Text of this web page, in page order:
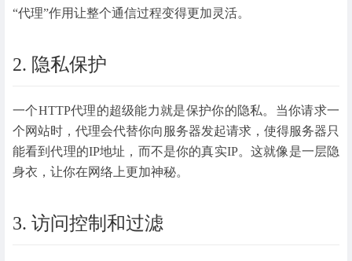
“代理”作用让整个通信过程变得更加灵活。
2. 隐私保护
一个HTTP代理的超级能力就是保护你的隐私。当你请求一
个网站时，代理会代替你向服务器发起请求，使得服务器只
能看到代理的IP地址，而不是你的真实IP。这就像是一层隐
身衣，让你在网络上更加神秘。
3. 访问控制和过滤